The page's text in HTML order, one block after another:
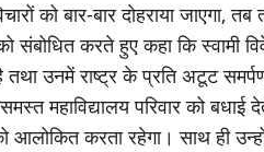
को बार-बार दोहराया जाएगा,
संबोधित करते हुए कहा कि स्वामी
उनमें राष्ट्र के प्रति अटूट
महाविद्यालय परिवार को
आलोकित करता रहेगा। साथ ही